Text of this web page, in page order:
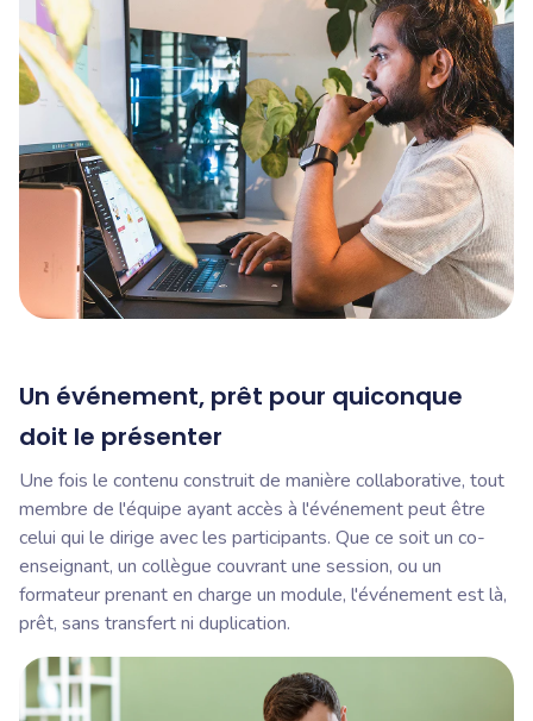
Un événement, prêt pour quiconque
doit le présenter
Une fois le contenu construit de manière collaborative, tout
membre de l'équipe ayant accès à l'événement peut être
celui qui le dirige avec les participants. Que ce soit un co-
enseignant, un collègue couvrant une session, ou un
formateur prenant en charge un module, l'événement est là,
prêt, sans transfert ni duplication.